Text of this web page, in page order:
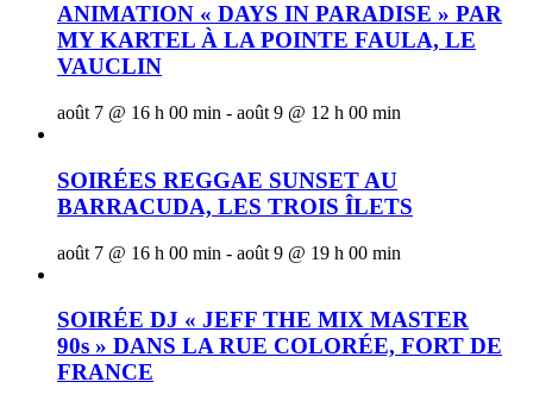
ANIMATION « DAYS IN PARADISE » PAR
MY KARTEL À LA POINTE FAULA, LE
VAUCLIN
août 7 @ 16 h 00 min - août 9 @ 12 h 00 min
SOIRÉES REGGAE SUNSET AU
BARRACUDA, LES TROIS ÎLETS
août 7 @ 16 h 00 min - août 9 @ 19 h 00 min
SOIRÉE DJ « JEFF THE MIX MASTER
90s » DANS LA RUE COLORÉE, FORT DE
FRANCE